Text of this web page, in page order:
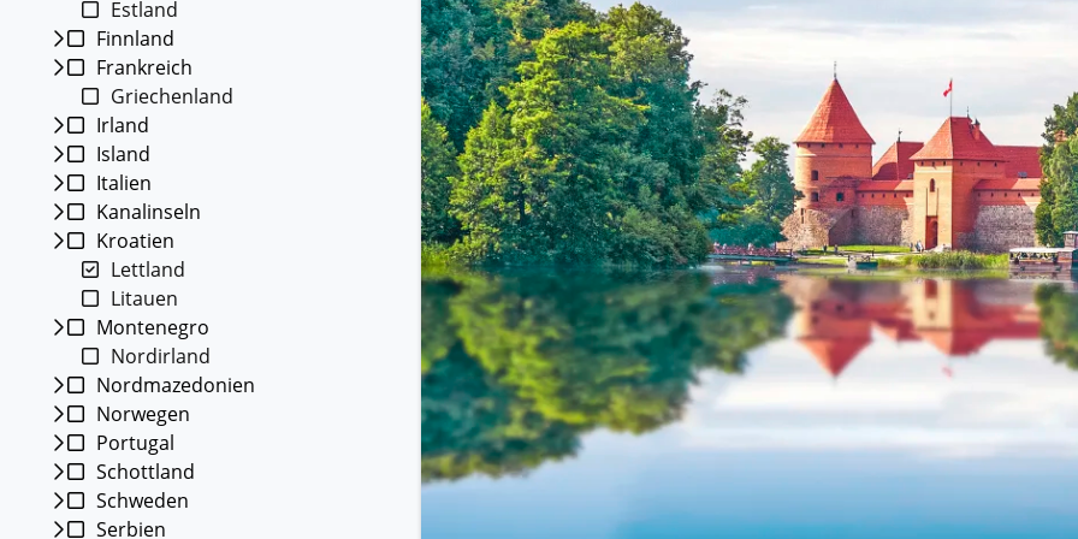
Kleingruppenreisen
Reisen in kleinen Gruppen mit max. 18
Teilnehmern – persönlich, intensiv und
entspannt.
Alle Gruppenreisen
Eine Stadt als Ausgangspunkt für spannende
Erkundungen und Ausflüge in die Umgebung.
Alle Autoreisen & mehr
Sehenswürdigkeiten an Land
Alle Schiffsreisen
Estland
Finnland
Frankreich
Griechenland
Irland
Island
Italien
Kanalinseln
Kroatien
Lettland
Litauen
Montenegro
Nordirland
Nordmazedonien
Norwegen
Portugal
Schottland
Schweden
Serbien